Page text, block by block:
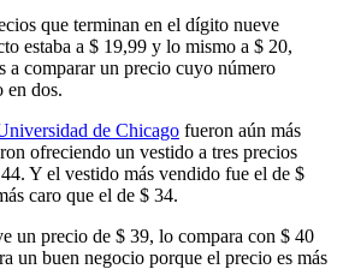
que terminan en el dígito nueve
estaba a $ 19,99 y lo mismo a $ 20,
a comparar un precio cuyo número
en dos.
de Chicago fueron aún más
ofreciendo un vestido a tres precios
Y el vestido más vendido fue el de $
caro que el de $ 34.
un precio de $ 39, lo compara con $ 40
un buen negocio porque el precio es más